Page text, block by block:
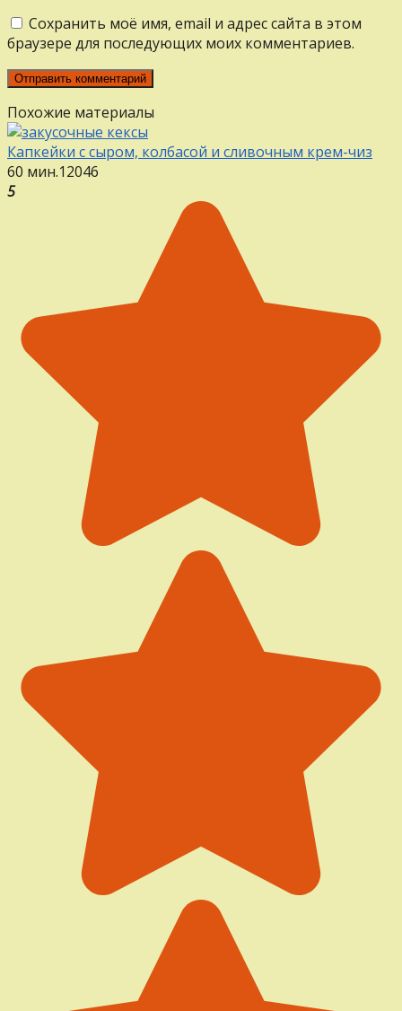
Сохранить моё имя, email и адрес сайта в этом
браузере для последующих моих комментариев.
Похожие материалы
Капкейки с сыром, колбасой и сливочным крем-чиз
60 мин.12046
5